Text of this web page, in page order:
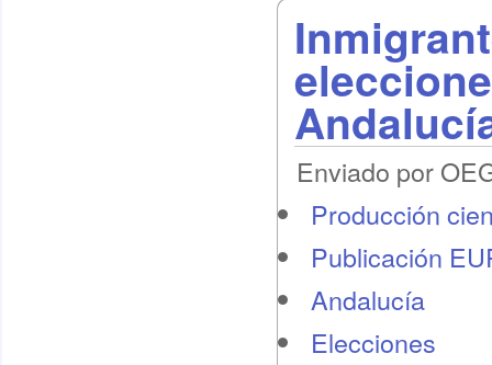
Enviado por
Producción
Publicación
Andalucía
Elecciones